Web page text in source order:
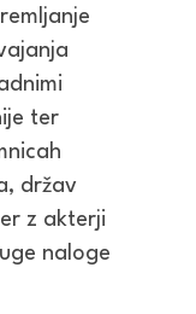
ter
držav
z akterji
naloge